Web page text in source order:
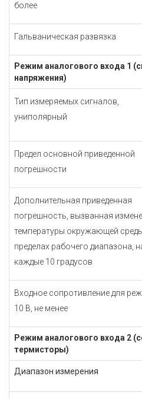
более
Гальваническая развязка
Режим аналогового входа 1
напряжения)
Тип измеряемых сигналов,
униполярный
Предел основной приведенной
погрешности
Дополнительная приведенная
погрешность, вызванная
температуры окружающей
пределах рабочего диапазона,
каждые 10 градусов
Входное сопротивление для
10 В, не менее
Режим аналогового входа 2
термисторы)
Диапазон измерения